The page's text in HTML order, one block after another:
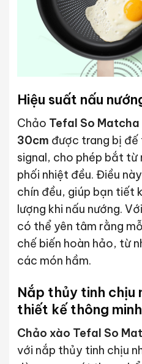
Hiệu suất nấu
Chảo Tefal So Matcha
30cm được trang bị
signal, cho phép bắt từ
phối nhiệt đều. Điều
chín đều, giúp bạn tiết
lượng khi nấu nướng.
có thể yên tâm rằng
chế biến hoàn hảo, từ
các món hầm.
Nắp thủy tinh chịu
thiết kế thông minh
Chảo xào Tefal So
với nắp thủy tinh chịu